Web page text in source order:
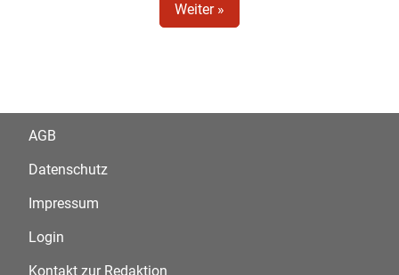
Weiter »
AGB
Datenschutz
Impressum
Login
Kontakt zur Redaktion